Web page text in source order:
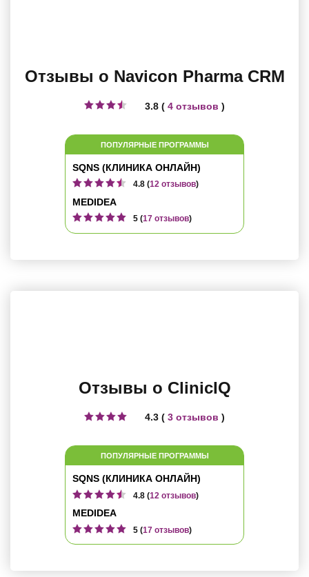
Отзывы о Navicon Pharma CRM
3.8 ( 4 отзывов )
ПОПУЛЯРНЫЕ ПРОГРАММЫ
SQNS (КЛИНИКА ОНЛАЙН)
4.8 (12 отзывов)
MEDIDEA
5 (17 отзывов)
Отзывы о ClinicIQ
4.3 ( 3 отзывов )
ПОПУЛЯРНЫЕ ПРОГРАММЫ
SQNS (КЛИНИКА ОНЛАЙН)
4.8 (12 отзывов)
MEDIDEA
5 (17 отзывов)